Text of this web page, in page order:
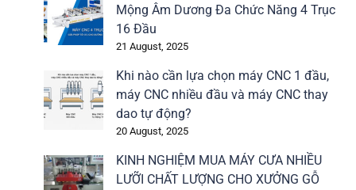
Mộng Âm Dương Đa Chức Năng 4 Trục
16 Đầu
21 August, 2025
Khi nào cần lựa chọn máy CNC 1 đầu,
máy CNC nhiều đầu và máy CNC thay
dao tự động?
20 August, 2025
KINH NGHIỆM MUA MÁY CƯA NHIỀU
LƯỠI CHẤT LƯỢNG CHO XƯỞNG GỖ